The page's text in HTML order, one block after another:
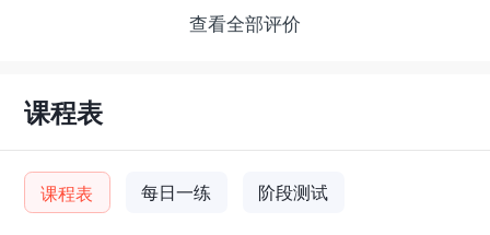
查看全部评价
课程表
课程表 每日一练 阶段测试